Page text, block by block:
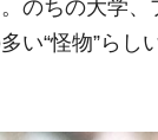
のちの大学
い“怪物”らし